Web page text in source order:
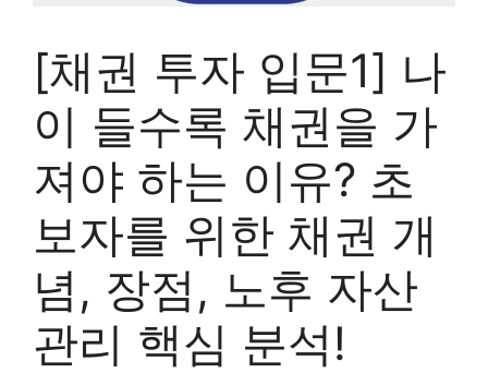
[채권 투자 입문1] 나
이 들수록 채권을 가
져야 하는 이유? 초
보자를 위한 채권 개
념, 장점, 노후 자산
관리 핵심 분석!